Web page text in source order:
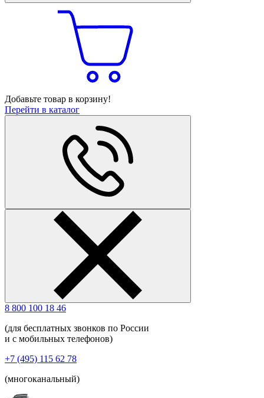
Добавьте товар в корзину!
Перейти в каталог
8 800 100 18 46
(для бесплатных звонков по России
и с мобильных телефонов)
+7 (495) 115 62 78
(многоканальный)